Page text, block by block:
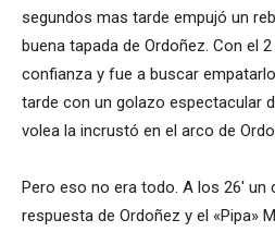
segundos mas tarde empujó un
buena tapada de Ordoñez. Con el
confianza y fue a buscar
tarde con un golazo espectacular
volea la incrustó en el arco de
Pero eso no era todo. A los 26′ un
respuesta de Ordoñez y el «Pipa»